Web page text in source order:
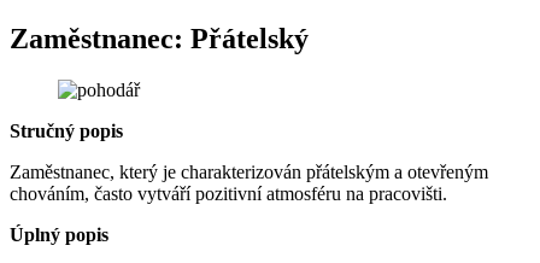
Zaměstnanec: Přátelský
Stručný popis
Zaměstnanec, který je charakterizován přátelským a otevřeným
chováním, často vytváří pozitivní atmosféru na pracovišti.
Úplný popis